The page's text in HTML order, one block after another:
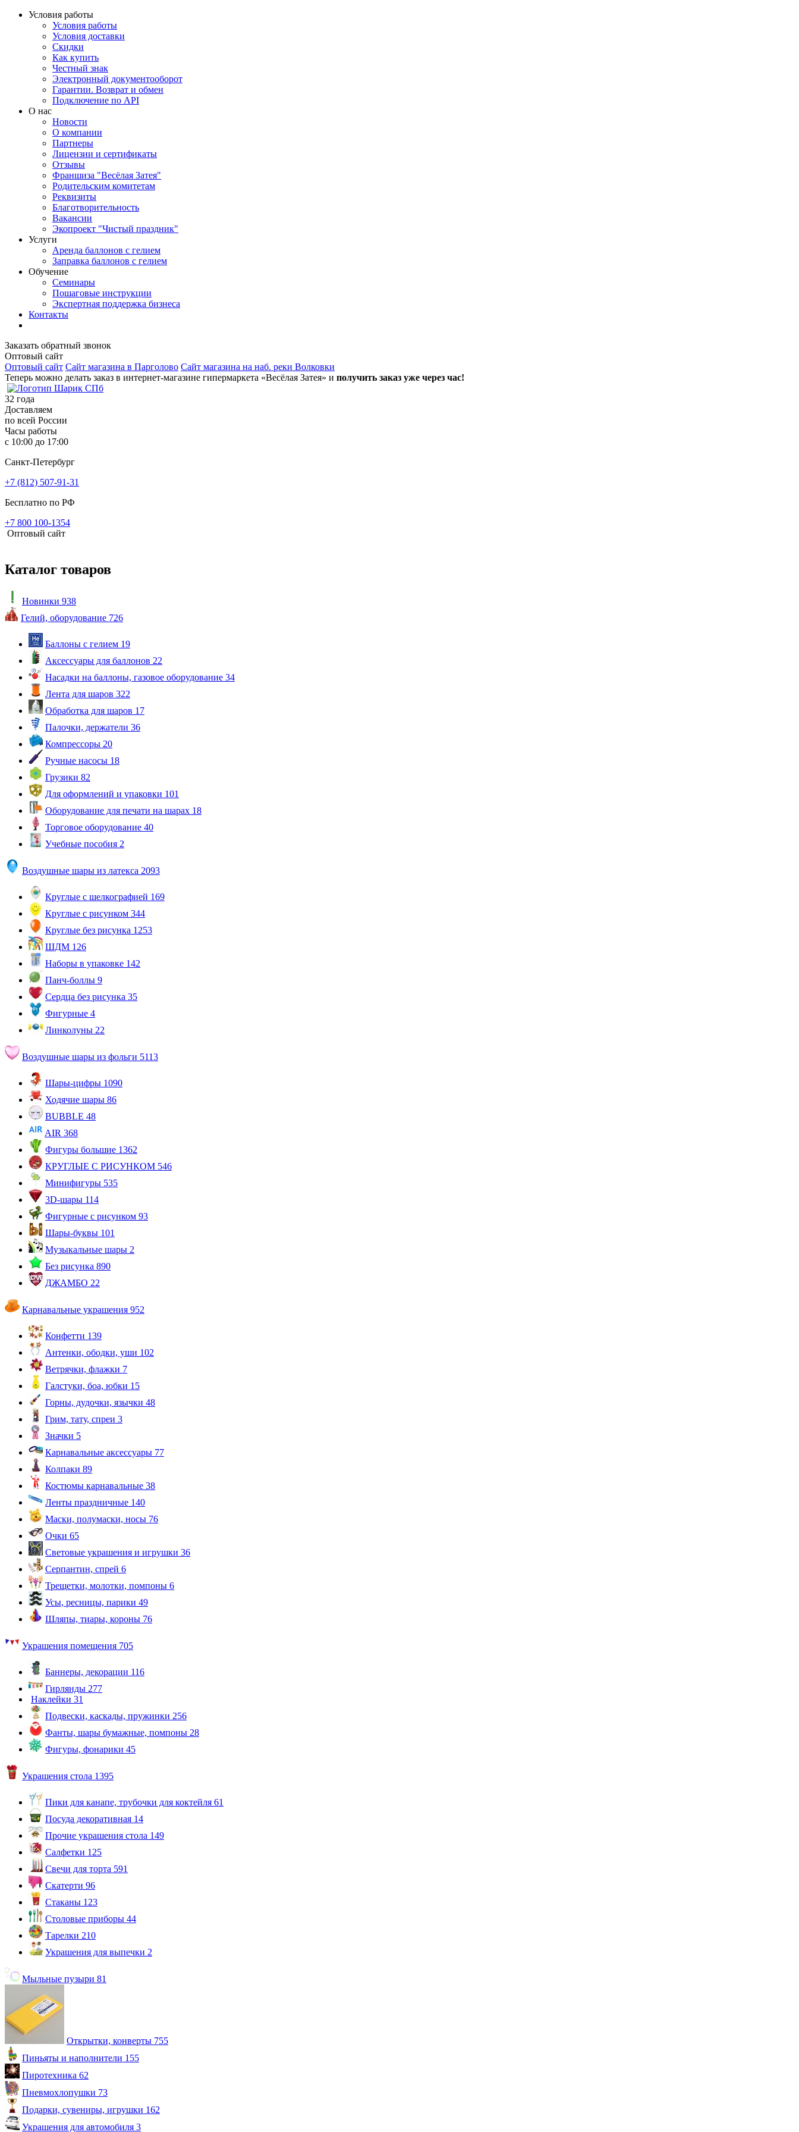
Условия работы
Условия работы
Условия доставки
Скидки
Как купить
Честный знак
Электронный документооборот
Гарантии. Возврат и обмен
Подключение по API
О нас
Новости
О компании
Партнеры
Лицензии и сертификаты
Отзывы
Франшиза "Весёлая Затея"
Родительским комитетам
Реквизиты
Благотворительность
Вакансии
Экопроект "Чистый праздник"
Услуги
Аренда баллонов с гелием
Заправка баллонов с гелием
Обучение
Семинары
Пошаговые инструкции
Экспертная поддержка бизнеса
Контакты
Заказать обратный звонок
Оптовый сайт
Оптовый сайт Сайт магазина в Парголово Сайт магазина на наб. реки Волковки
Теперь можно делать заказ в интернет-магазине гипермаркета «Весёлая Затея» и получить заказ уже через час!
32 года
Доставляем
по всей России
Часы работы
с 10:00 до 17:00
Санкт-Петербург
+7 (812) 507-91-31
Бесплатно по РФ
+7 800 100-1354
Оптовый сайт
Каталог товаров
Новинки 938
Гелий, оборудование 726
Баллоны с гелием 19
Аксессуары для баллонов 22
Насадки на баллоны, газовое оборудование 34
Лента для шаров 322
Обработка для шаров 17
Палочки, держатели 36
Компрессоры 20
Ручные насосы 18
Грузики 82
Для оформлений и упаковки 101
Оборудование для печати на шарах 18
Торговое оборудование 40
Учебные пособия 2
Воздушные шары из латекса 2093
Круглые с шелкографией 169
Круглые с рисунком 344
Круглые без рисунка 1253
ШДМ 126
Наборы в упаковке 142
Панч-боллы 9
Сердца без рисунка 35
Фигурные 4
Линколуны 22
Воздушные шары из фольги 5113
Шары-цифры 1090
Ходячие шары 86
BUBBLE 48
AIR 368
Фигуры большие 1362
КРУГЛЫЕ С РИСУНКОМ 546
Минифигуры 535
3D-шары 114
Фигурные с рисунком 93
Шары-буквы 101
Музыкальные шары 2
Без рисунка 890
ДЖАМБО 22
Карнавальные украшения 952
Конфетти 139
Антенки, ободки, уши 102
Ветрячки, флажки 7
Галстуки, боа, юбки 15
Горны, дудочки, язычки 48
Грим, тату, спреи 3
Значки 5
Карнавальные аксессуары 77
Колпаки 89
Костюмы карнавальные 38
Ленты праздничные 140
Маски, полумаски, носы 76
Очки 65
Световые украшения и игрушки 36
Серпантин, спрей 6
Трещетки, молотки, помпоны 6
Усы, ресницы, парики 49
Шляпы, тиары, короны 76
Украшения помещения 705
Баннеры, декорации 116
Гирлянды 277
Наклейки 31
Подвески, каскады, пружинки 256
Фанты, шары бумажные, помпоны 28
Фигуры, фонарики 45
Украшения стола 1395
Пики для канапе, трубочки для коктейля 61
Посуда декоративная 14
Прочие украшения стола 149
Салфетки 125
Свечи для торта 591
Скатерти 96
Стаканы 123
Столовые приборы 44
Тарелки 210
Украшения для выпечки 2
Мыльные пузыри 81
Открытки, конверты 755
Пиньяты и наполнители 155
Пиротехника 62
Пневмохлопушки 73
Подарки, сувениры, игрушки 162
Украшения для автомобиля 3